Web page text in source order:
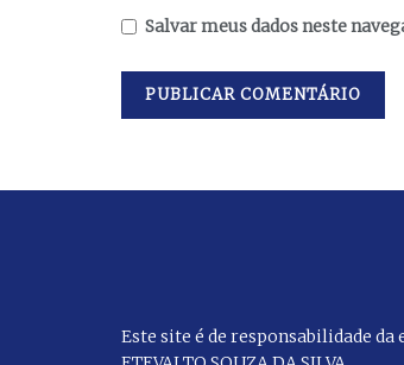
Salvar meus dados neste
Este site é de responsabilidade da